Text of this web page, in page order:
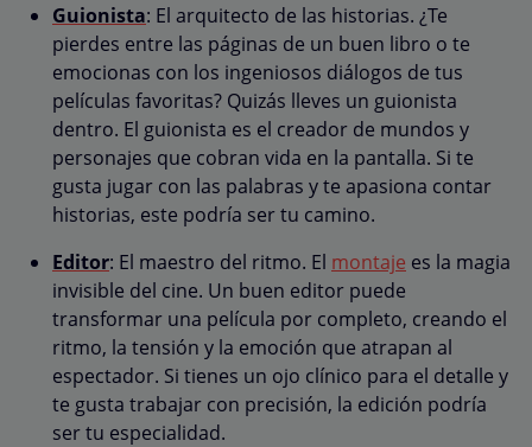
Guionista: El arquitecto de las historias. ¿Te
pierdes entre las páginas de un buen libro o te
emocionas con los ingeniosos diálogos de tus
películas favoritas? Quizás lleves un guionista
dentro. El guionista es el creador de mundos y
personajes que cobran vida en la pantalla. Si te
gusta jugar con las palabras y te apasiona contar
historias, este podría ser tu camino.
Editor: El maestro del ritmo. El montaje es la magia
invisible del cine. Un buen editor puede
transformar una película por completo, creando el
ritmo, la tensión y la emoción que atrapan al
espectador. Si tienes un ojo clínico para el detalle y
te gusta trabajar con precisión, la edición podría
ser tu especialidad.